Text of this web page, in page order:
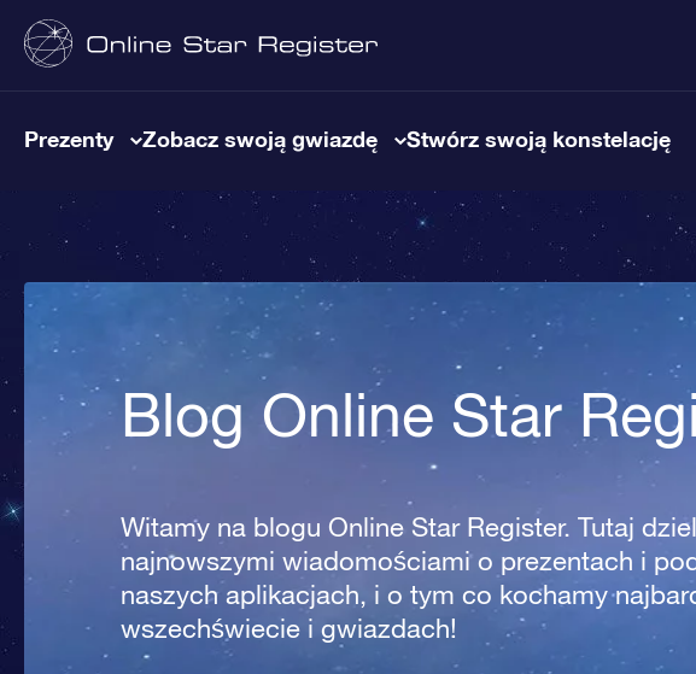
Prezenty Zobacz swoją gwiazdę Stwórz swoją konstelację
Blog Online Star
Witamy na blogu Online Star Register. Tutaj
najnowszymi wiadomościami o prezentach i
naszych aplikacjach, i o tym co kochamy
wszechświecie i gwiazdach!